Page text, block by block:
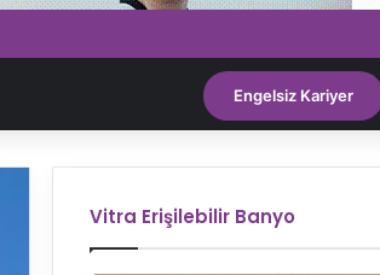
Engelsiz Kariyer
Vitra Erişilebilir Banyo